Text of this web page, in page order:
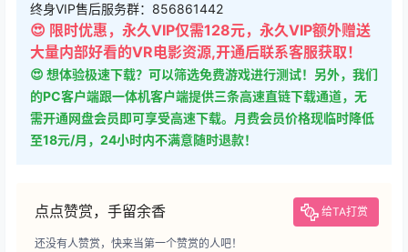
终身VIP售后服务群：856861442
😍 限时优惠，永久VIP仅需128元，永久VIP额外赠送
大量内部好看的VR电影资源,开通后联系客服获取！
😍 想体验极速下载？可以筛选免费游戏进行测试！另外，我们
的PC客户端跟一体机客户端提供三条高速直链下载通道，无
需开通网盘会员即可享受高速下载。月费会员价格现临时降低
至18元/月，24小时内不满意随时退款！
点点赞赏，手留余香 给TA打赏
还没有人赞赏，快来当第一个赞赏的人吧！